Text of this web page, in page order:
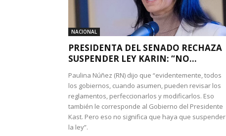
NACIONAL
PRESIDENTA DEL SENADO RECHAZA
SUSPENDER LEY KARIN: “NO...
Paulina Núñez (RN) dijo que “evidentemente, todos
los gobiernos, cuando asumen, pueden revisar los
reglamentos, perfeccionarlos y modificarlos. Eso
también le corresponde al Gobierno del Presidente
Kast. Pero eso no significa que haya que suspender
la ley”.